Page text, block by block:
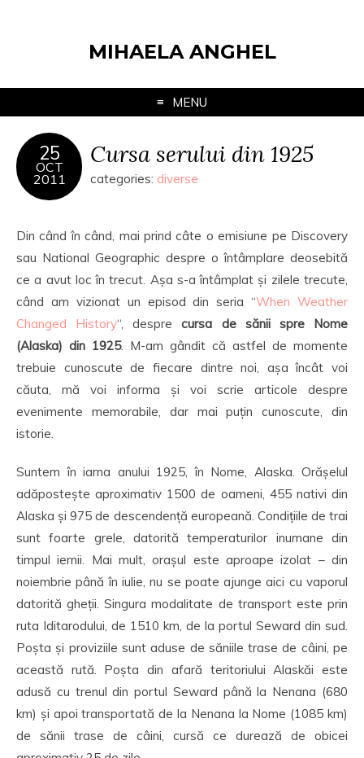
MIHAELA ANGHEL
MENU
25
OCT
2011
Cursa serului din 1925
categories: diverse
Din când în când, mai prind câte o emisiune pe Discovery
sau National Geographic despre o întâmplare deosebită
ce a avut loc în trecut. Așa s-a întâmplat și zilele trecute,
când am vizionat un episod din seria “When Weather
Changed History“, desprecursa de sănii spre Nome
(Alaska) din 1925. M-am gândit că astfel de momente
trebuie cunoscute de fiecare dintre noi, așa încât voi
căuta, mă voi informa și voi scrie articole despre
evenimente memorabile, dar mai puțin cunoscute, din
istorie.
Suntem în iarna anului 1925, în Nome, Alaska. Orășelul
adăpostește aproximativ 1500 de oameni, 455 nativi din
Alaska și 975 de descendență europeană. Condițiile de trai
sunt foarte grele, datorită temperaturilor inumane din
timpul iernii. Mai mult, orașul este aproape izolat – din
noiembrie până în iulie, nu se poate ajunge aici cu vaporul
datorită gheții. Singura modalitate de transport este prin
ruta Iditarodului, de 1510 km, de la portul Seward din sud.
Poșta și proviziile sunt aduse de săniile trase de câini, pe
această rută. Poșta din afară teritoriului Alaskăi este
adusă cu trenul din portul Seward până la Nenana (680
km) și apoi transportată de la Nenana la Nome (1085 km)
de sănii trase de câini, cursă ce durează de obicei